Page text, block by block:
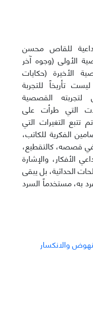
للقاص محسن
الأولى (وجوه آخر
الأخيرة (حكايات
تأريخاً للتجربة
لتجربته القصصية
التي طرأت على
التغيرات التي
الفكرية للكاتب،
في قصصه، كالتقطيع،
الأفكار، والإشارة
الحداثية، بل يبقى
به، مستخدماً السرد
والانكسار